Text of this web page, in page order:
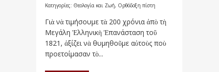
Κατηγορίες: Θεολογία και Ζωή, Ορθόδοξη πίστη
Γιὰ νὰ τιμήσουμε τὰ 200 χρόνια ἀπὸ τὴ
Μεγάλη Ἑλληνικὴ Ἐπανάσταση τοῦ
1821, ἀξίζει νὰ θυμηθοῦμε αὐτοὺς ποὺ
προετοίμασαν τὸ...